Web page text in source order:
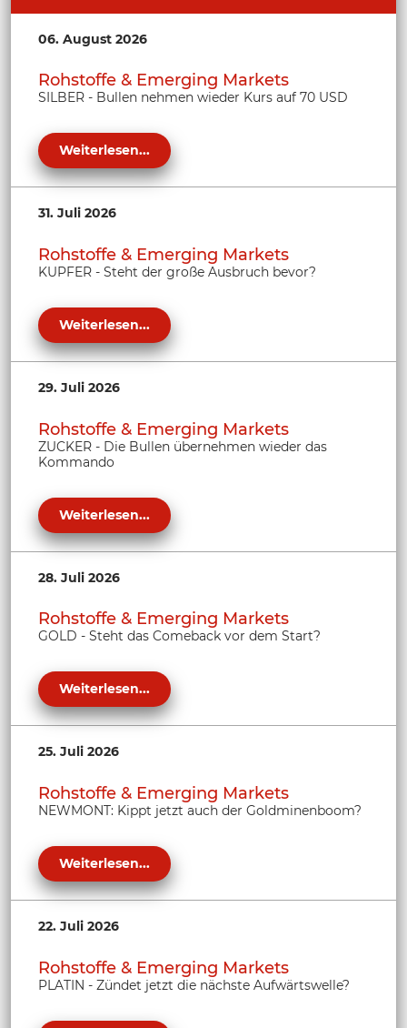
06. August 2026
Rohstoffe & Emerging Markets
SILBER - Bullen nehmen wieder Kurs auf 70 USD
Weiterlesen...
31. Juli 2026
Rohstoffe & Emerging Markets
KUPFER - Steht der große Ausbruch bevor?
Weiterlesen...
29. Juli 2026
Rohstoffe & Emerging Markets
ZUCKER - Die Bullen übernehmen wieder das
Kommando
Weiterlesen...
28. Juli 2026
Rohstoffe & Emerging Markets
GOLD - Steht das Comeback vor dem Start?
Weiterlesen...
25. Juli 2026
Rohstoffe & Emerging Markets
NEWMONT: Kippt jetzt auch der Goldminenboom?
Weiterlesen...
22. Juli 2026
Rohstoffe & Emerging Markets
PLATIN - Zündet jetzt die nächste Aufwärtswelle?